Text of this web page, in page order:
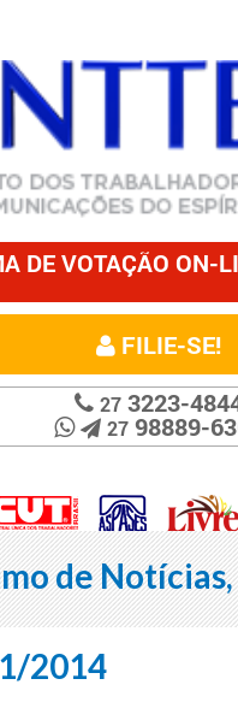
DE VOTAÇÃO ON-
FILIE-SE!
273223-
2798889-
de Notícias,
2014